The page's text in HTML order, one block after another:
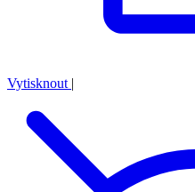
Vytisknout |